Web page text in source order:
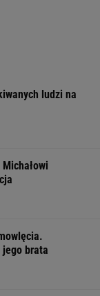
ludzi na
brata